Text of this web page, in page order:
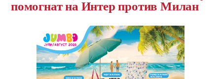
помогнат на Интер против Милан